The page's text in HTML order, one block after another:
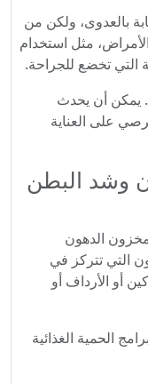
بالعدوى، ولكن من
مثل استخدام
التي تخضع للجراحة.
يمكن أن يحدث
على العناية
وشد البطن
الدهون
التي تتركز في
أو الأرداف أو
الحمية الغذائية